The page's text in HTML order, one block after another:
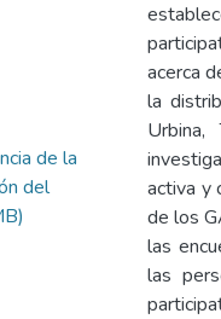
de la
del
acerca
la
activa y
de los
las
las